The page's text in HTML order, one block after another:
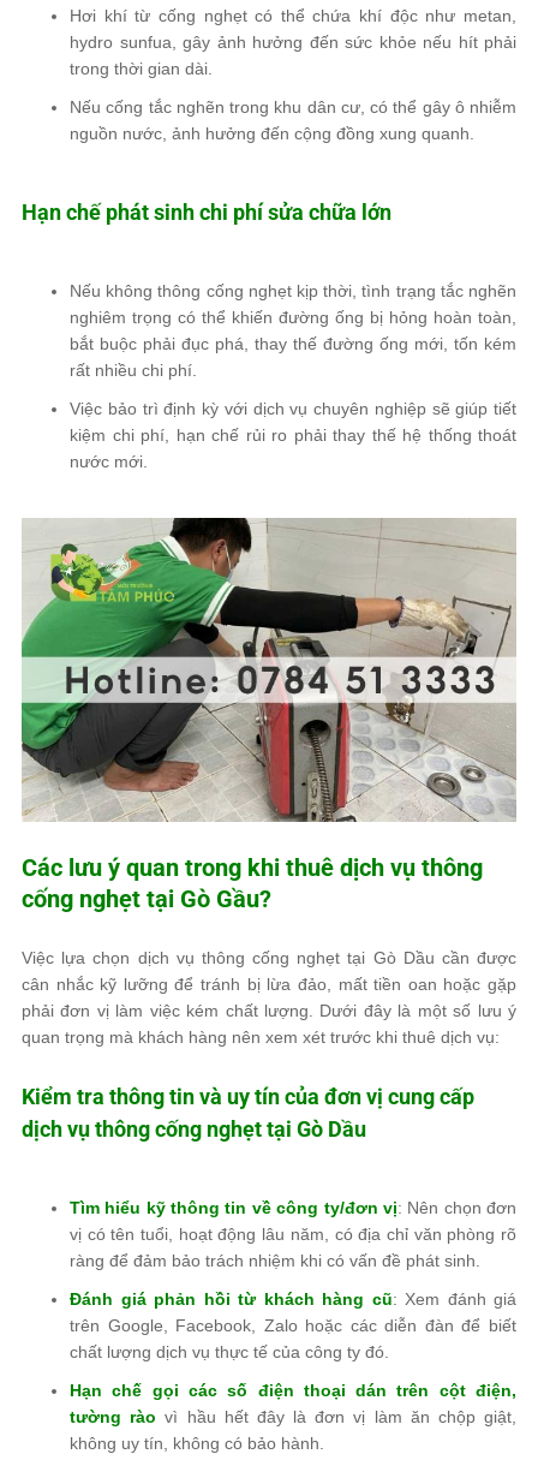
Hơi khí từ cống nghẹt có thểchứa khí độc như metan,
hydro sunfua , gây ảnh hưởng đến sức khỏe nếu hít phải
trong thời gian dài.
Nếu cống tắc nghẽn trong khu dân cư, có thể gây ô nhiễm
nguồn nước , ảnh hưởng đến cộng đồng xung quanh.
Hạn chế phát sinh chi phí sửa chữa lớn
Nếu không thông cống nghẹt kịp thời, tình trạng tắc nghẽn
nghiêm trọng có thể khiến đường ống bị hỏng hoàn toàn
bắt buộc phải đục phá, thay thế đường ống mới , tốn kém
rất nhiều chi phí.
Việc bảo trì định kỳ với dịch vụ chuyên nghiệpsẽ giúp tiết
kiệm chi phí , hạn chế rủi ro phải thay thế hệ thống thoát
nước mới.
Các lưu ý quan trong khi thuê dịch vụ thông
cống nghẹt tại Gò Gầu?
Việc lựa chọn dịch vụ thông cống nghẹt tại Gò Dầu cần được
cân nhắc kỹ lưỡng để tránh bị lừa đảo, mất tiền oan hoặc gặp
phải đơn vị làm việc kém chất lượng . Dưới đây là một số lưu ý
quan trọng mà khách hàng nên xem xét trước khi thuê dịch vụ:
Kiểm tra thông tin và uy tín của đơn vị cung cấp
dịch vụ thông cống nghẹt tại Gò Dầu
Tìm hiểu kỹ thông tin về công ty/đơn vị: Nên chọnđơn
vị có tên tuổi, hoạt động lâu năm , cóđịa chỉ văn phòng rõ
ràng để đảm bảo trách nhiệm khi có vấn đề phát sinh.
Đánh giá phản hồi từ khách hàng cũ: Xem đánh giá
trên Google, Facebook, Zalohoặc các diễn đàn để biết
chất lượng dịch vụ thực tế của công ty đó.
Hạn chế gọi các số điện thoại dán trên cột điện,
tường rào vì hầu hết đây làđơn vị làm ăn chộp giật,
không uy tín, không có bảo hành